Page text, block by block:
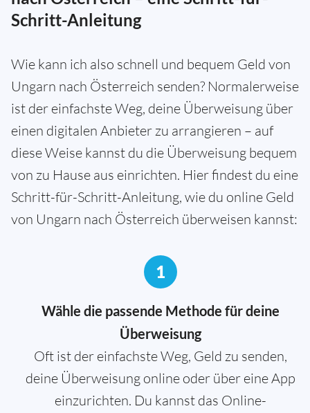
Schritt-Anleitung
Wie kann ich also schnell und bequem Geld von
Ungarn nach Österreich senden? Normalerweise
ist der einfachste Weg, deine Überweisung über
einen digitalen Anbieter zu arrangieren – auf
diese Weise kannst du die Überweisung bequem
von zu Hause aus einrichten. Hier findest du eine
Schritt-für-Schritt-Anleitung, wie du online Geld
von Ungarn nach Österreich überweisen kannst:
1
Wähle die passende Methode für deine
Überweisung
Oft ist der einfachste Weg, Geld zu senden,
deine Überweisung online oder über eine App
einzurichten. Du kannst das Online-